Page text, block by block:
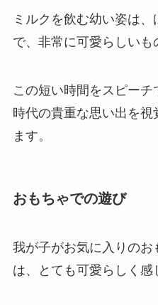
ミルクを飲む幼い姿は
で、非常に可愛らしいも
この短い時間をスピー
時代の貴重な思い出を視
ます。
おもちゃでの遊び
我が子がお気に入りの
は、とても可愛らしく感